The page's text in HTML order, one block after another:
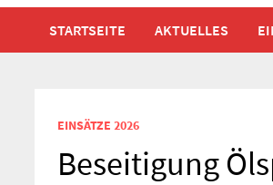
STARTSEITE AKTUELLES
EINSÄTZE 2026
Beseitigung